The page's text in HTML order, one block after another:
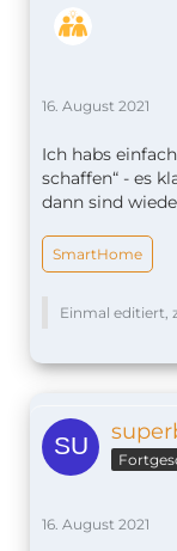
16. August 2021
Ich habs
schaffen“ - es
dann sind
SmartHome
Einmal editiert,
16. August 2021